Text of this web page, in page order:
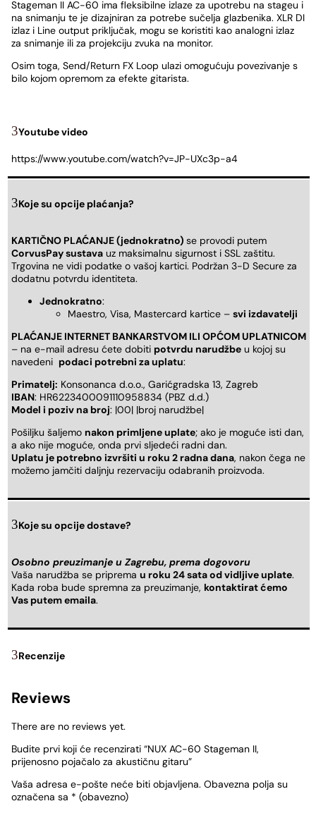
Stageman II AC-60 ima fleksibilne izlaze za upotrebu na stageu i
na snimanju te je dizajniran za potrebe sučelja glazbenika. XLR DI
izlaz i Line output priključak, mogu se koristiti kao analogni izlaz
za snimanje ili za projekciju zvuka na monitor.
Osim toga, Send/Return FX Loop ulazi omogućuju povezivanje s
bilo kojom opremom za efekte gitarista.
Youtube video
https://www.youtube.com/watch?v=JP-UXc3p-a4
Koje su opcije plaćanja?
KARTIČNO PLAĆANJE (jednokratno) se provodi putem
CorvusPay sustava uz maksimalnu sigurnost i SSL zaštitu.
Trgovina ne vidi podatke o vašoj kartici. Podržan 3-D Secure za
dodatnu potvrdu identiteta.
Jednokratno:
Maestro, Visa, Mastercard kartice – svi izdavatelji
PLAĆANJE INTERNET BANKARSTVOM ILI OPĆOM UPLATNICOM
– na e-mail adresu ćete dobiti potvrdu narudžbe u kojoj su
navedeni podaci potrebni za uplatu:
Primatelj: Konsonanca d.o.o., Garićgradska 13, Zagreb
IBAN: HR6223400091110958834 (PBZ d.d.)
Model i poziv na broj: |00| |broj narudžbe|
Pošiljku šaljemo nakon primljene uplate; ako je moguće isti dan,
a ako nije moguće, onda prvi sljedeći radni dan.
Uplatu je potrebno izvršiti u roku 2 radna dana, nakon čega ne
možemo jamčiti daljnju rezervaciju odabranih proizvoda.
Koje su opcije dostave?
Osobno preuzimanje u Zagrebu, prema dogovoru
Vaša narudžba se priprema u roku 24 sata od vidljive uplate.
Kada roba bude spremna za preuzimanje, kontaktirat ćemo
Vas putem emaila.
Recenzije
Reviews
There are no reviews yet.
Budite prvi koji će recenzirati “NUX AC-60 Stageman II,
prijenosno pojačalo za akustičnu gitaru”
Vaša adresa e-pošte neće biti objavljena. Obavezna polja su
označena sa * (obavezno)